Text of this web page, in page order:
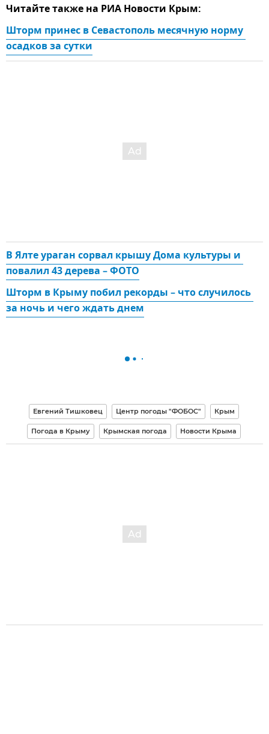
Читайте также на РИА Новости Крым:
Шторм принес в Севастополь месячную норму
осадков за сутки
В Ялте ураган сорвал крышу Дома культуры и
повалил 43 дерева – ФОТО
Шторм в Крыму побил рекорды – что случилось
за ночь и чего ждать днем
Евгений Тишковец Центр погоды "ФОБОС" Крым
Погода в Крыму Крымская погода Новости Крыма